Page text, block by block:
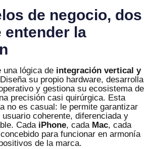
de negocio, dos
entender la
una lógica de integración vertical y
su propio hardware, desarrolla
y gestiona su ecosistema de
precisión casi quirúrgica. Esta
no es casual: le permite garantizar
coherente, diferenciada y
Cada iPhone, cada Mac, cada
para funcionar en armonía
de la marca.